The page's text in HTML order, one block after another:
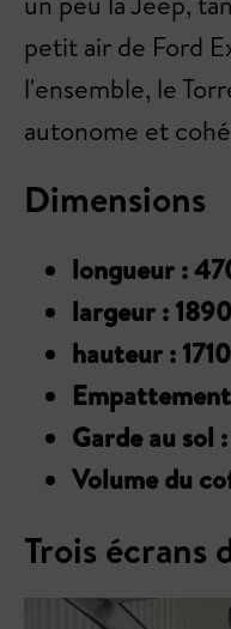
petit air de Ford
l'ensemble, le
autonome et
Dimensions
longueur :
largeur :
hauteur :
Garde au sol
Volume du
Trois écrans